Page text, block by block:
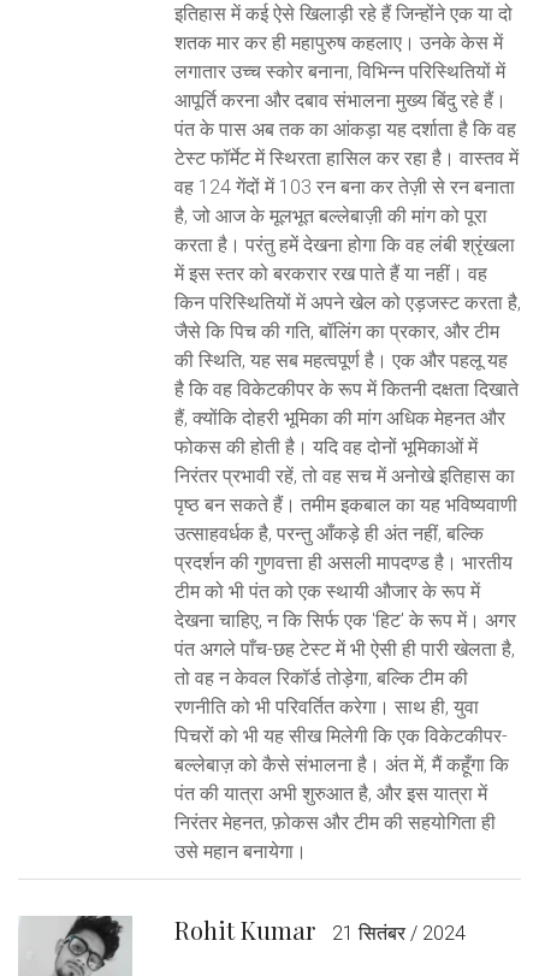
इतिहास में कई ऐसे खिलाड़ी रहे हैं जिन्होंने एक या दो
शतक मार कर ही महापुरुष कहलाए। उनके केस में
लगातार उच्च स्कोर बनाना, विभिन्न परिस्थितियों में
आपूर्ति करना और दबाव संभालना मुख्य बिंदु रहे हैं।
पंत के पास अब तक का आंकड़ा यह दर्शाता है कि वह
टेस्ट फॉर्मेट में स्थिरता हासिल कर रहा है। वास्तव में
वह 124 गेंदों में 103 रन बना कर तेज़ी से रन बनाता
है, जो आज के मूलभूत बल्लेबाज़ी की मांग को पूरा
करता है। परंतु हमें देखना होगा कि वह लंबी श्रृंखला
में इस स्तर को बरकरार रख पाते हैं या नहीं। वह
किन परिस्थितियों में अपने खेल को एड़जस्ट करता है,
जैसे कि पिच की गति, बॉलिंग का प्रकार, और टीम
की स्थिति, यह सब महत्वपूर्ण है। एक और पहलू यह
है कि वह विकेटकीपर के रूप में कितनी दक्षता दिखाते
हैं, क्योंकि दोहरी भूमिका की मांग अधिक मेहनत और
फोकस की होती है। यदि वह दोनों भूमिकाओं में
निरंतर प्रभावी रहें, तो वह सच में अनोखे इतिहास का
पृष्ठ बन सकते हैं। तमीम इकबाल का यह भविष्यवाणी
उत्साहवर्धक है, परन्तु आँकड़े ही अंत नहीं, बल्कि
प्रदर्शन की गुणवत्ता ही असली मापदण्ड है। भारतीय
टीम को भी पंत को एक स्थायी औजार के रूप में
देखना चाहिए, न कि सिर्फ एक 'हिट' के रूप में। अगर
पंत अगले पाँच-छह टेस्ट में भी ऐसी ही पारी खेलता है,
तो वह न केवल रिकॉर्ड तोड़ेगा, बल्कि टीम की
रणनीति को भी परिवर्तित करेगा। साथ ही, युवा
पिचरों को भी यह सीख मिलेगी कि एक विकेटकीपर-
बल्लेबाज़ को कैसे संभालना है। अंत में, मैं कहूँगा कि
पंत की यात्रा अभी शुरुआत है, और इस यात्रा में
निरंतर मेहनत, फ़ोकस और टीम की सहयोगिता ही
उसे महान बनायेगा।
Rohit Kumar 21 सितंबर / 2024